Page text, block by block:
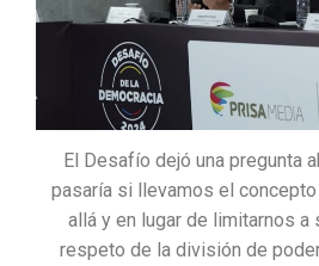
El Desafío dejó una pregunta
pasaría si llevamos el
allá y en lugar de limitarnos a
respeto de la división de